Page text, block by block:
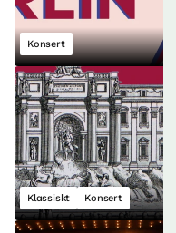
Konsert
Klassiskt Konsert